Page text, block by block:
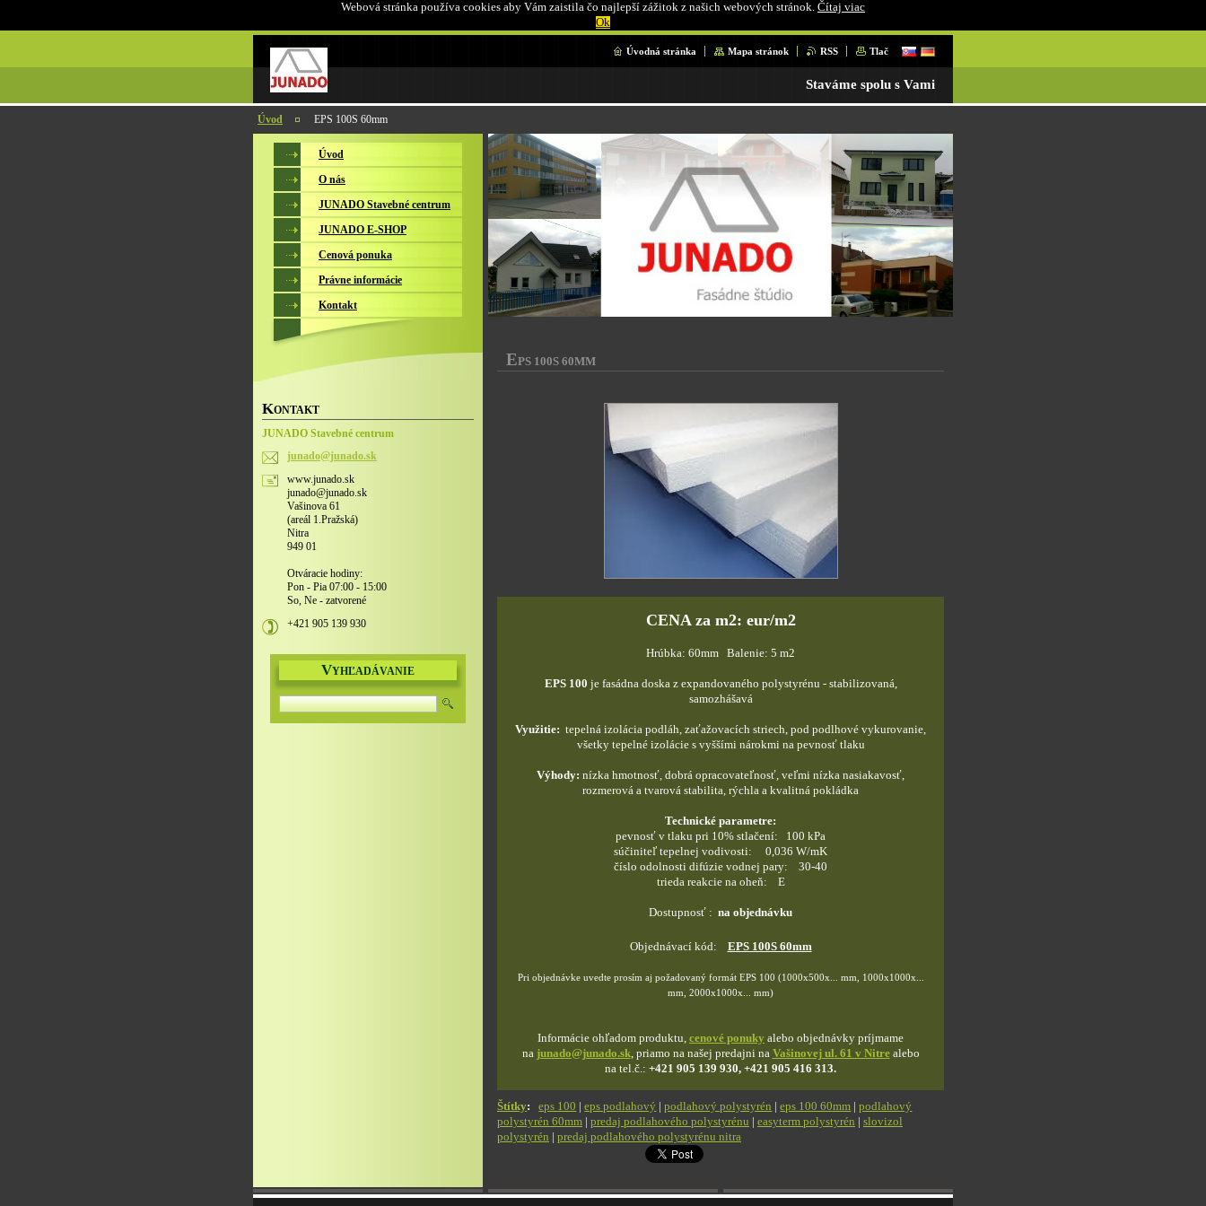
Webová stránka používa cookies aby Vám zaistila čo najlepší zážitok z našich webových stránok. Čítaj viac
Ok
Úvodná stránka Mapa stránok RSS Tlač
Staváme spolu s Vami
Úvod EPS 100S 60mm
EPS 100S 60MM
CENA za m2: eur/m2
Hrúbka: 60mm Balenie: 5 m2
EPS 100 je fasádna doska z expandovaného polystyrénu - stabilizovaná,
samozhášavá
Využitie: tepelná izolácia podláh, zaťažovacích striech, pod podlhové vykurovanie,
všetky tepelné izolácie s vyššími nárokmi na pevnosť tlaku
Výhody: nízka hmotnosť, dobrá opracovateľnosť, veľmi nízka nasiakavosť,
rozmerová a tvarová stabilita, rýchla a kvalitná pokládka
Technické parametre:
pevnosť v tlaku pri 10% stlačení: 100 kPa
súčiniteľ tepelnej vodivosti: 0,036 W/mK
číslo odolnosti difúzie vodnej pary: 30-40
trieda reakcie na oheň: E
Dostupnosť : na objednávku
Objednávací kód: EPS 100S 60mm
Pri objednávke uvedte prosím aj požadovaný formát EPS 100 (1000x500x... mm, 1000x1000x...
mm, 2000x1000x... mm)
Informácie ohľadom produktu, cenové ponuky alebo objednávky príjmame
na junado@junado.sk, priamo na našej predajni na Vašinovej ul. 61 v Nitrealebo
na tel.č.: +421 905 139 930, +421 905 416 313.
Štítky: eps 100 eps podlahový podlahový polystyrén eps 100 60mm
podlahový
polystyrén 60mm
predaj podlahového polystyrénu easyterm polystyrén
slovizol
polystyrén
predaj podlahového polystyrénu nitra
Úvod
O nás
JUNADO Stavebné centrum
JUNADO E-SHOP
Cenová ponuka
Právne informácie
Kontakt
KONTAKT
JUNADO Stavebné centrum
junado@junado.sk
www.junado.sk
junado@junado.sk
Vašinova 61
(areál 1.Pražská)
Nitra
949 01
Otváracie hodiny:
Pon - Pia 07:00 - 15:00
So, Ne - zatvorené
+421 905 139 930
VYHĽADÁVANIE